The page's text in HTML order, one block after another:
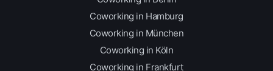
Coworking in Hamburg
Coworking in München
Coworking in Köln
Coworking in Frankfurt